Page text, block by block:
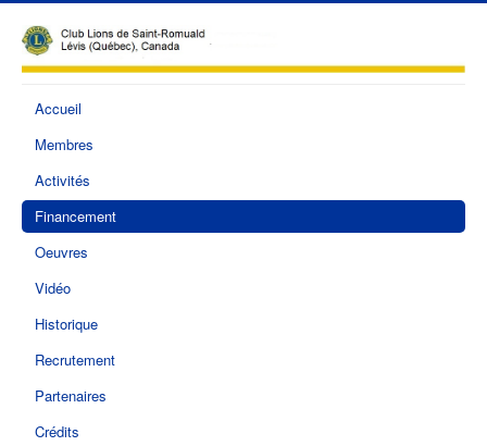
Accueil
Membres
Activités
Financement
Oeuvres
Vidéo
Historique
Recrutement
Partenaires
Crédits